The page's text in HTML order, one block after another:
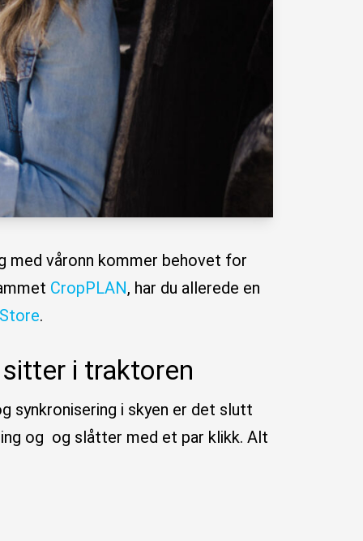
med våronn kommer behovet for
CropPLAN, har du allerede en
.
i traktoren
synkronisering i skyen er det slutt
og og slåtter med et par klikk. Alt